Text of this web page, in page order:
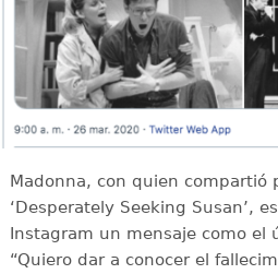
Madonna, con quien compartió
‘Desperately Seeking Susan’,
Instagram un mensaje como el
“Quiero dar a conocer el